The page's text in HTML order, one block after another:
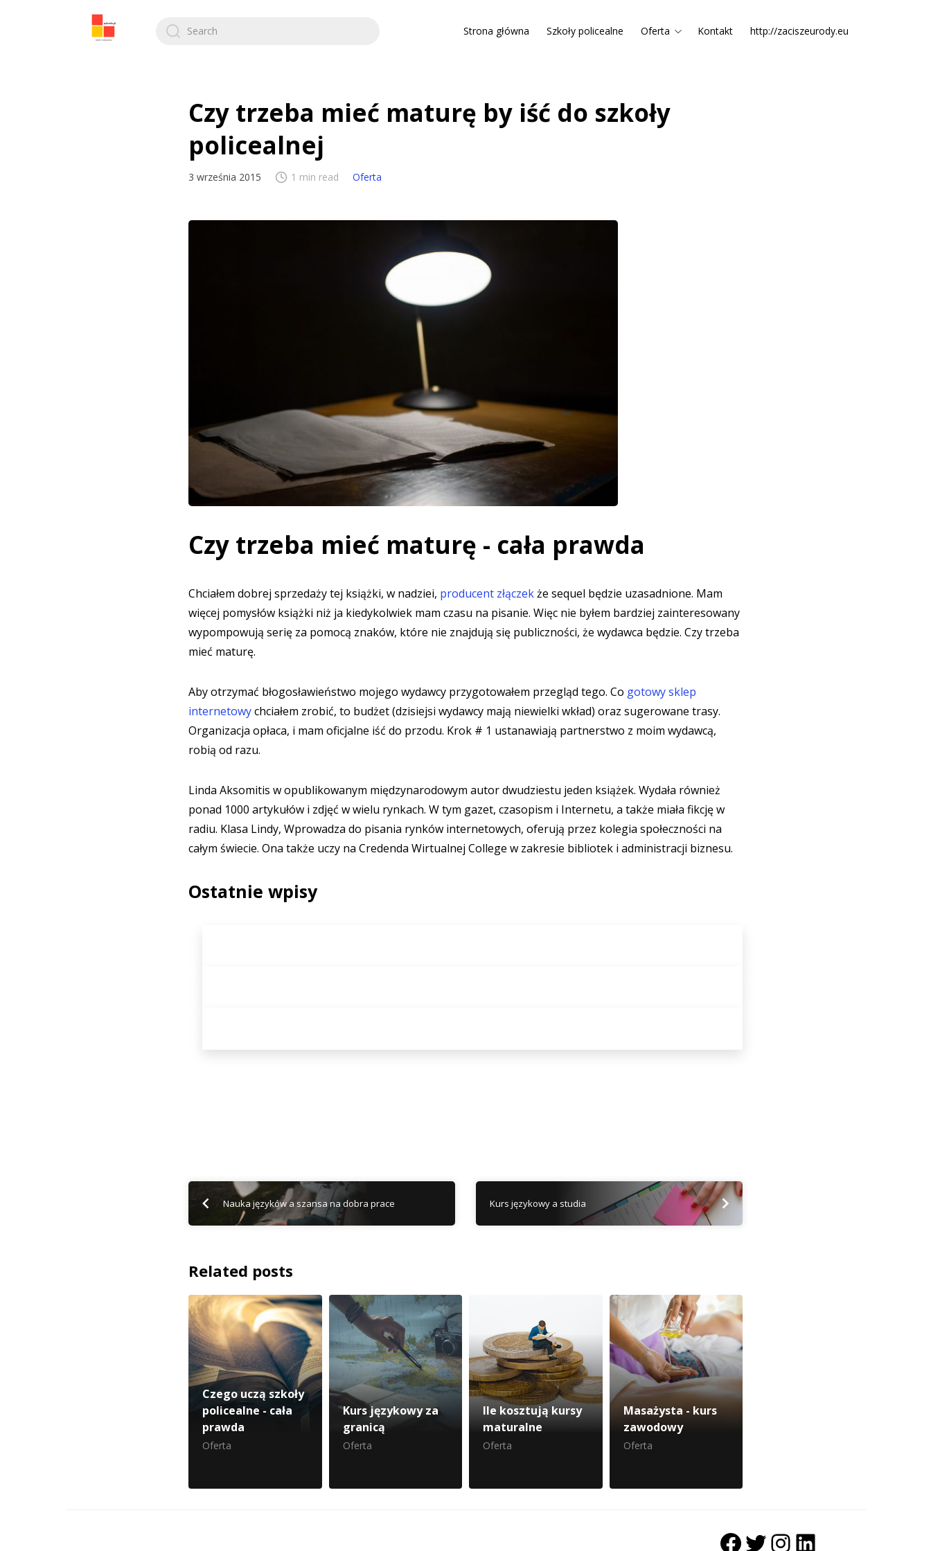
Search
for:
Strona główna Szkoły policealne Oferta Kontakt http://zaciszeurody.eu
Czy trzeba mieć maturę by iść do szkoły
policealnej
3 września 2015 1 min read Oferta
Czy trzeba mieć maturę - cała prawda
Chciałem dobrej sprzedaży tej książki, w nadziei, producent złączekże sequel będzie uzasadnione. Mam
więcej pomysłów książki niż ja kiedykolwiek mam czasu na pisanie. Więc nie byłem bardziej zainteresowany
wypompowują serię za pomocą znaków, które nie znajdują się publiczności, że wydawca będzie. Czy trzeba
mieć maturę.
Aby otrzymać błogosławieństwo mojego wydawcy przygotowałem przegląd tego. Co gotowy sklep
internetowychciałem zrobić, to budżet (dzisiejsi wydawcy mają niewielki wkład) oraz sugerowane trasy.
Organizacja opłaca, i mam oficjalne iść do przodu. Krok # 1 ustanawiają partnerstwo z moim wydawcą,
robią od razu.
Linda Aksomitis w opublikowanym międzynarodowym autor dwudziestu jeden książek. Wydała również
ponad 1000 artykułów i zdjęć w wielu rynkach. W tym gazet, czasopism i Internetu, a także miała fikcję w
radiu. Klasa Lindy, Wprowadza do pisania rynków internetowych, oferują przez kolegia społeczności na
całym świecie. Ona także uczy na Credenda Wirtualnej College w zakresie bibliotek i administracji biznesu.
Ostatnie wpisy
Nauka języków a szansa na dobra prace Kurs językowy a studia
Related posts
Czego uczą szkoły
policealne - cała
prawda
Oferta
Kurs językowy za
granicą
Oferta
Ile kosztują kursy
maturalne
Oferta
Masażysta - kurs
zawodowy
Oferta
Facebook
Twitter
Instagram
LinkedIn